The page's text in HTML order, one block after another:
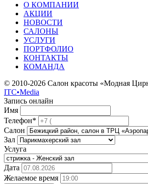
О КОМПАНИИ
АКЦИИ
НОВОСТИ
САЛОНЫ
УСЛУГИ
ПОРТФОЛИО
КОНТАКТЫ
КОМАНДА
© 2010-2026 Салон красоты «Модная
ITC•Media
Запись онлайн
Имя
Телефон*
Салон
Зал
Услуга
Дата
Желаемое время